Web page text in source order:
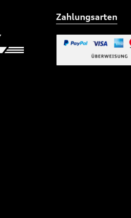
Benutzerdefiniertes Bild 2
Zahlungsarten